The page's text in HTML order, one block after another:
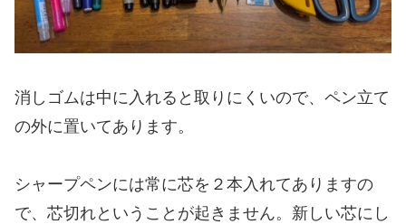
消しゴムは中に入れると取りにくいので、ペン立て
の外に置いてあります。
シャープペンには常に芯を２本入れてありますの
で、芯切れということが起きません。新しい芯にし